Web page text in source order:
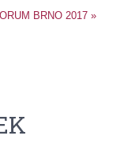
BRNO 2017 »